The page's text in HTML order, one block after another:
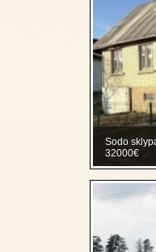
Sodo
32000€